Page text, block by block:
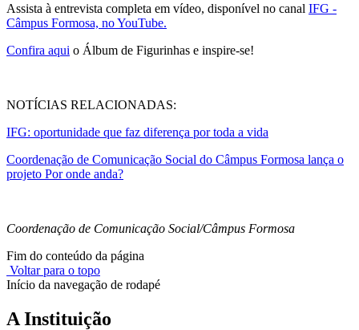
Assista à entrevista completa em vídeo, disponível no canal IFG -
Câmpus Formosa, no YouTube.
Confira aqui o Álbum de Figurinhas e inspire-se!
NOTÍCIAS RELACIONADAS:
IFG: oportunidade que faz diferença por toda a vida
Coordenação de Comunicação Social do Câmpus Formosa lança o
projeto Por onde anda?
Coordenação de Comunicação Social/Câmpus Formosa
Fim do conteúdo da página
Voltar para o topo
Início da navegação de rodapé
A Instituição